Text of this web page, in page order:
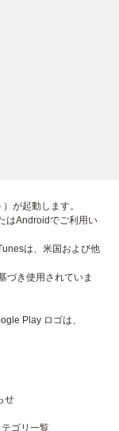
が起動します。
はAndroidでご利用い
は、米国および他
づき使用されていま
Play ロゴは、
せ
テゴリ一覧